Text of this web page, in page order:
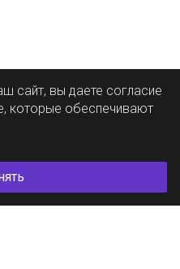
сайт, вы даете согласие
которые обеспечивают